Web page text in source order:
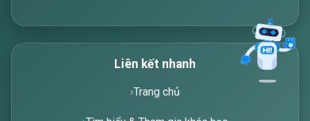
Liên kết nhanh
Trang chủ